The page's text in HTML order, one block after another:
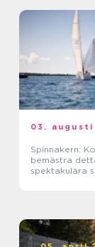
03. augusti
Spinnakern:
bemästra
spektakulära